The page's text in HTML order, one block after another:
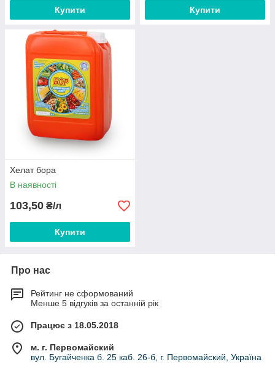
Купити Купити
Хелат бора
В наявності
103,50 ₴/л
Купити
Про нас
Рейтинг не сформований
Менше 5 відгуків за останній рік
Працює з 18.05.2018
м. г. Первомайский
вул. Бугайченка б. 25 каб. 26-б, г. Первомайский, Україна